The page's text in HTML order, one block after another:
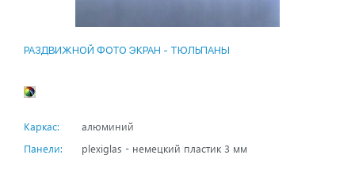
РАЗДВИЖНОЙ ФОТО ЭКРАН - ТЮЛЬПАНЫ
Каркас:
алюминий
Панели:
plexiglas - немецкий пластик 3 мм